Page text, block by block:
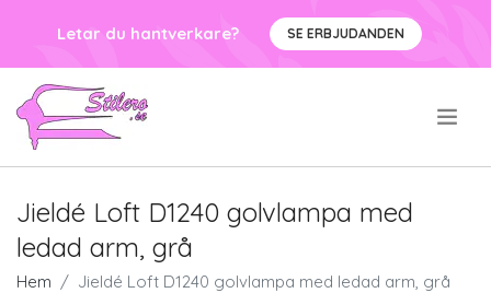
Letar du hantverkare? SE ERBJUDANDEN
Jieldé Loft D1240 golvlampa med
ledad arm, grå
Hem Jieldé Loft D1240 golvlampa med ledad arm, grå